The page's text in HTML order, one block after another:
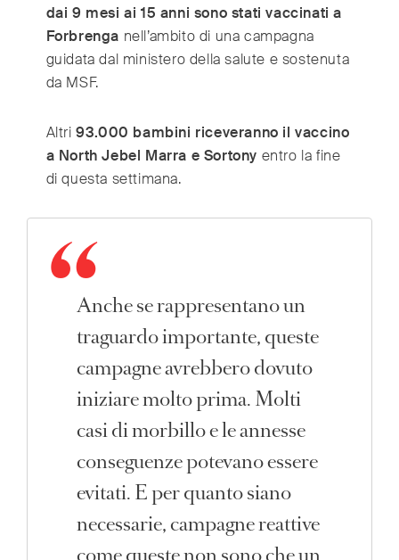
dai 9 mesi ai 15 anni sono stati vaccinati a
Forbrenga nell’ambito di una campagna
guidata dal ministero della salute e sostenuta
da MSF.
Altri93.000 bambini riceveranno il vaccino
a North Jebel Marra e Sortony entro la fine
di questa settimana.
Anche se rappresentano un
traguardo importante, queste
campagne avrebbero dovuto
iniziare molto prima. Molti
casi di morbillo e le annesse
conseguenze potevano essere
evitati. E per quanto siano
necessarie, campagne reattive
come queste non sono che un